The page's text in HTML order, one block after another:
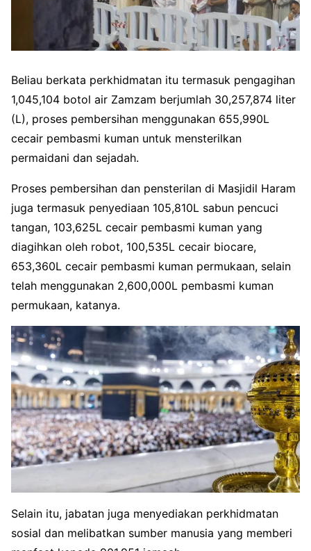
Beliau berkata perkhidmatan itu termasuk pengagihan
1,045,104 botol air Zamzam berjumlah 30,257,874 liter
(L), proses pembersihan menggunakan 655,990L
cecair pembasmi kuman untuk mensterilkan
permaidani dan sejadah.
Proses pembersihan dan pensterilan di Masjidil Haram
juga termasuk penyediaan 105,810L sabun pencuci
tangan, 103,625L cecair pembasmi kuman yang
diagihkan oleh robot, 100,535L cecair biocare,
653,360L cecair pembasmi kuman permukaan, selain
telah menggunakan 2,600,000L pembasmi kuman
permukaan, katanya.
Selain itu, jabatan juga menyediakan perkhidmatan
sosial dan melibatkan sumber manusia yang memberi